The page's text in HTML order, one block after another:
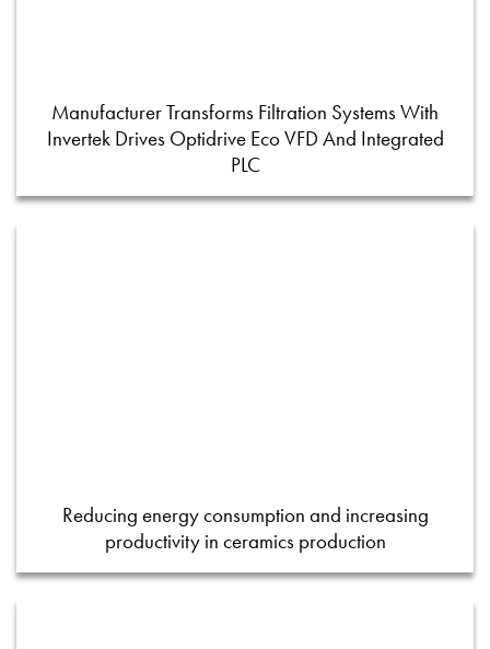
Manufacturer Transforms Filtration Systems With
Invertek Drives Optidrive Eco VFD And Integrated
PLC
Reducing energy consumption and increasing
productivity in ceramics production